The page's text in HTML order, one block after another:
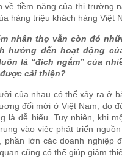
về tiềm năng của thị trường
hàng triệu khách hàng Việt
nhân thọ vẫn còn đó
hưởng đến hoạt động
là “đích ngắm” của
cải thiện?
của nhau có thể xảy ra ở
đối mới ở Việt Nam, do
là dễ hiểu. Tuy nhiên, khi
vào việc phát triển
lớn các doanh nghiệp
cũng có thể giúp giảm